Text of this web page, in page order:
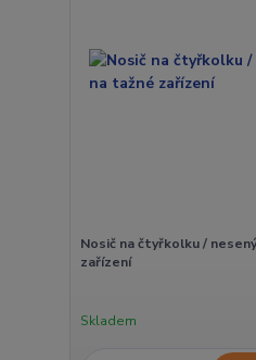
Nosič na čtyřkolku /
zařízení
Skladem